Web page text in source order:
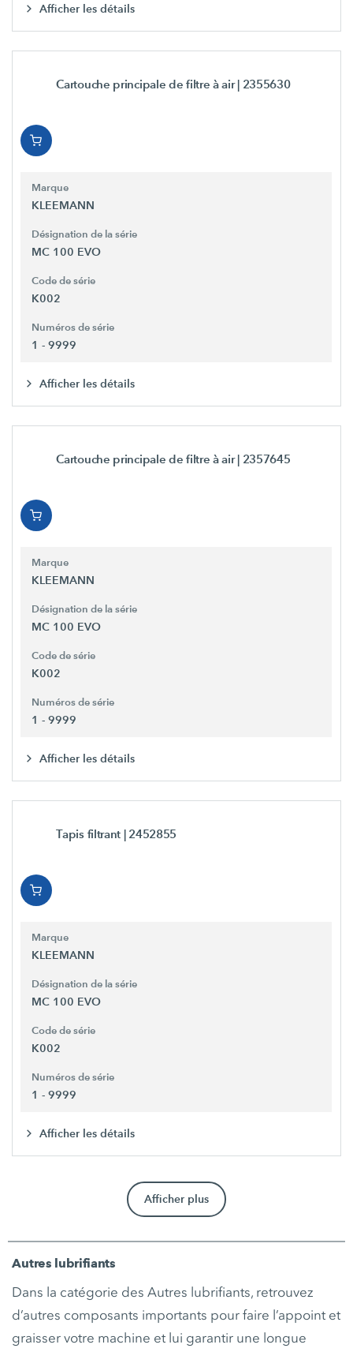
Afficher les détails
Cartouche principale de filtre à air| 2355630
Marque
KLEEMANN
Désignation de la série
MC 100 EVO
Code de série
K002
Numéros de série
1 - 9999
Afficher les détails
Cartouche principale de filtre à air| 2357645
Marque
KLEEMANN
Désignation de la série
MC 100 EVO
Code de série
K002
Numéros de série
1 - 9999
Afficher les détails
Tapis filtrant | 2452855
Marque
KLEEMANN
Désignation de la série
MC 100 EVO
Code de série
K002
Numéros de série
1 - 9999
Afficher les détails
Afficher plus
Autres lubrifiants
Dans la catégorie des Autres lubrifiants, retrouvez
d’autres composants importants pour faire l’appoint et
graisser votre machine et lui garantir une longue